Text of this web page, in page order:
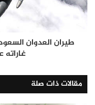
طيران العدوان
مقالات ذات صلة